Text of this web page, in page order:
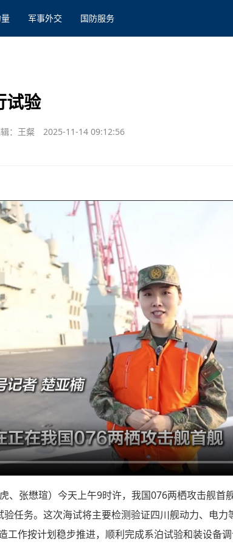
军事外交 国防服务
试验
：王粲 2025-11-14 09:12:56
、张懋瑄）今天上午9时许，我国076两栖攻击舰首
任务。这次海试将主要检测验证四川舰动力、电
工作按计划稳步推进，顺利完成系泊试验和装设备